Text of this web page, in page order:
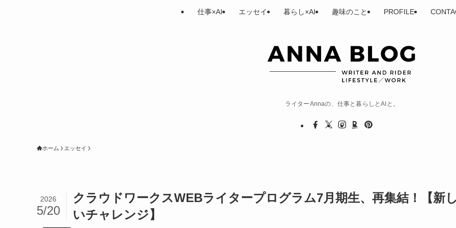
ライターAnnaの、仕事と暮らしとAIと。
仕事×AI エッセイ 暮らし×AI 趣味のこと PROFILE
ホーム エッセイ
クラウドワークスWEBライタープログラム7月期生、再集結！【新
いチャレンジ】
2026
5/20